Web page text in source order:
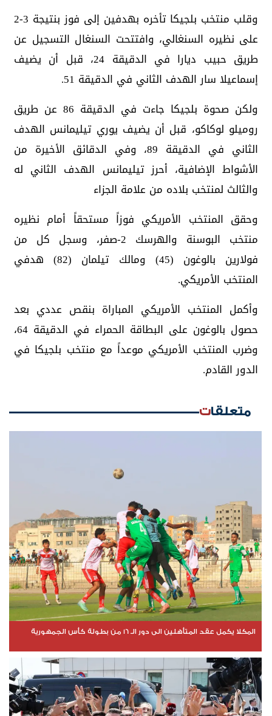
وقلب منتخب بلجيكا تأخره بهدفين إلى فوز بنتيجة 3-2
على نظيره السنغالي، وافتتحت السنغال التسجيل عن
طريق حبيب ديارا في الدقيقة 24، قبل أن يضيف
إسماعيلا سار الهدف الثاني في الدقيقة 51.
ولكن صحوة بلجيكا جاءت في الدقيقة 86 عن طريق
روميلو لوكاكو، قبل أن يضيف يوري تيليمانس الهدف
الثاني في الدقيقة 89، وفي الدقائق الأخيرة من
الأشواط الإضافية، أحرز تيليمانس الهدف الثاني له
والثالث لمنتخب بلاده من علامة الجزاء
وحقق المنتخب الأمريكي فوزاً مستحقاً أمام نظيره
منتخب البوسنة والهرسك 2-صفر، وسجل كل من
فولارين بالوغون (45) ومالك تيلمان (82) هدفي
المنتخب الأمريكي.
وأكمل المنتخب الأمريكي المباراة بنقص عددي بعد
حصول بالوغون على البطاقة الحمراء في الدقيقة 64،
وضرب المنتخب الأمريكي موعداً مع منتخب بلجيكا في
الدور القادم.
متعلقات
المكلا يكمل عقد المتأهلين الى دور الـ 16 من بطولة كأس الجمهورية